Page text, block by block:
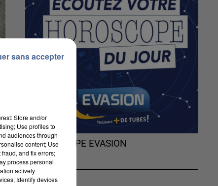
L'HOROSCOPE EVASION
Store and/or
Use profiles to
audiences through
content; Use
and fix errors;
process personal
actively
Identify devices
sans accepter